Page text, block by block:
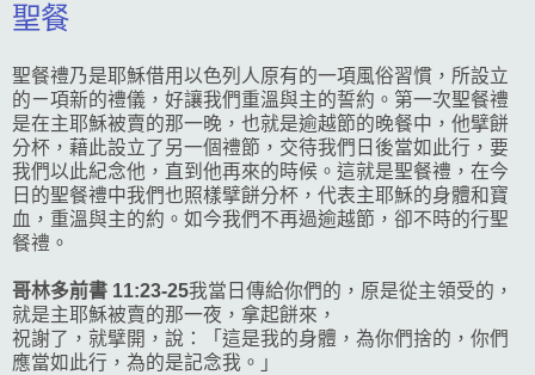
聖餐
聖餐禮乃是耶穌借用以色列人原有的一項風俗習慣，所設立
的ㄧ項新的禮儀，好讓我們重溫與主的誓約。第一次聖餐禮
是在主耶穌被賣的那一晚，也就是逾越節的晚餐中，他擘餅
分杯，藉此設立了另一個禮節，交待我們日後當如此行，要
我們以此紀念他，直到他再來的時候。這就是聖餐禮， 在今
日的聖餐禮中我們也照樣擘餅分杯，代表主耶穌的身體和寶
血，重溫與主的約。如今我們不再過逾越節，卻不時的行聖
餐禮。
哥林多前書 11:23-25我當日傳給你們的，原是從主領受的，
就是主耶穌被賣的那一夜，拿起餅來，
祝謝了，就擘開，說：「這是我的身體，為你們捨的，你們
應當如此行，為的是記念我。」